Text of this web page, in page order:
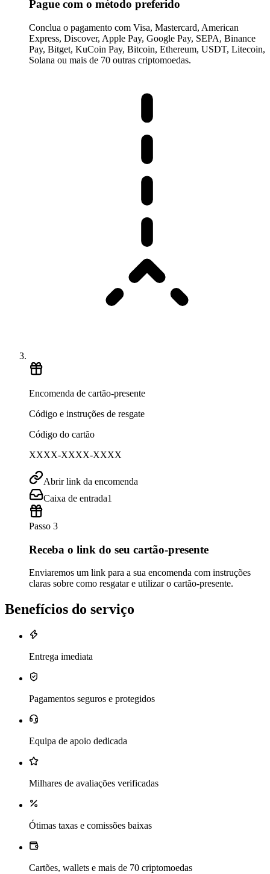
Pague com o método preferido
Conclua o pagamento com Visa, Mastercard, American
Express, Discover, Apple Pay, Google Pay, SEPA, Binance
Pay, Bitget, KuCoin Pay, Bitcoin, Ethereum, USDT, Litecoin,
Solana ou mais de 70 outras criptomoedas.
Encomenda de cartão-presente
Código e instruções de resgate
Código do cartão
XXXX-XXXX-XXXX
Abrir link da encomenda
Caixa de entrada1
Passo 3
Receba o link do seu cartão-presente
Enviaremos um link para a sua encomenda com instruções
claras sobre como resgatar e utilizar o cartão-presente.
Benefícios do serviço
Entrega imediata
Pagamentos seguros e protegidos
Equipa de apoio dedicada
Milhares de avaliações verificadas
Ótimas taxas e comissões baixas
Cartões, wallets e mais de 70 criptomoedas